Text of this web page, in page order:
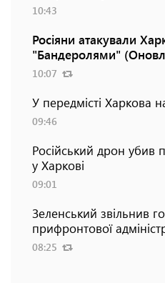
10:43
Росіяни атакували
"Бандеролями"
10:07
У передмісті Харкова
09:46
Російський дрон убив
у Харкові
09:01
Зеленський звільнив
прифронтової
08:25